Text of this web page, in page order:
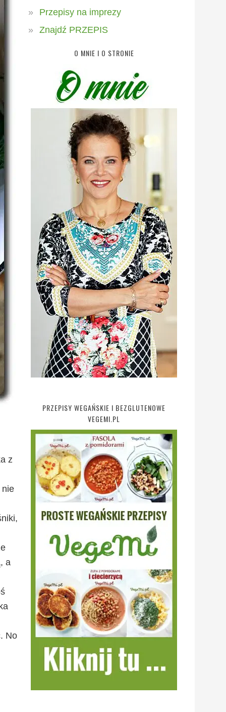
z
nie
a
No
Przepisy na imprezy
Znajdź PRZEPIS
O MNIE I O STRONIE
PRZEPISY WEGAŃSKIE I BEZGLUTENOWE
VEGEMI.PL